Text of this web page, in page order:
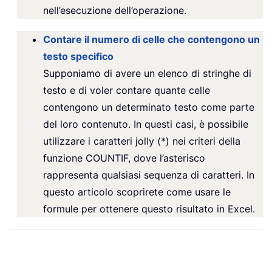
nell’esecuzione dell’operazione.
Contare il numero di celle che contengono un
testo specifico
Supponiamo di avere un elenco di stringhe di
testo e di voler contare quante celle
contengono un determinato testo come parte
del loro contenuto. In questi casi, è possibile
utilizzare i caratteri jolly (*) nei criteri della
funzione COUNTIF, dove l’asterisco
rappresenta qualsiasi sequenza di caratteri. In
questo articolo scoprirete come usare le
formule per ottenere questo risultato in Excel.